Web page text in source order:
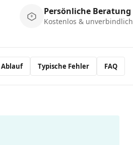
Persönliche Beratung
Kostenlos & unverbindlich
Ablauf Typische Fehler FAQ